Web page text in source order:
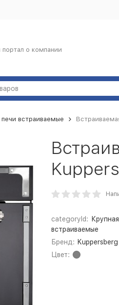
о компании
встраиваемые
categoryId:
встраиваемые
Бренд: Kuppersberg
Цвет: